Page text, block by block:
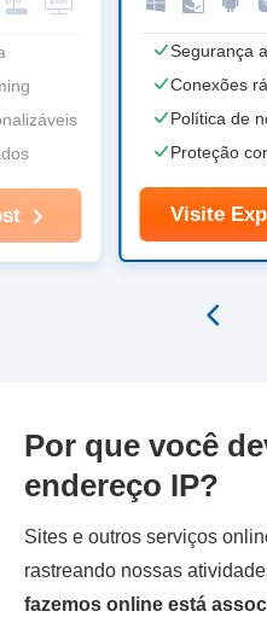
Segurança
Conexões
Política de
Proteção
Visite
Por que você
endereço IP?
Sites e outros serviços
rastreando nossas
fazemos online está